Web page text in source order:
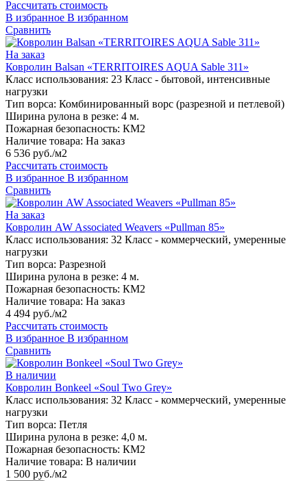
Рассчитать стоимость
В избранное В избранном
Сравнить
На заказ
Ковролин Balsan «TERRITOIRES AQUA Sable 311»
Класс использования: 23 Класс - бытовой, интенсивные
нагрузки
Тип ворса: Комбинированный ворс (разрезной и петлевой)
Ширина рулона в резке: 4 м.
Пожарная безопасность: КМ2
Наличие товара: На заказ
6 536 руб./м2
Рассчитать стоимость
В избранное В избранном
Сравнить
На заказ
Ковролин AW Associated Weavers «Pullman 85»
Класс использования: 32 Класс - коммерческий, умеренные
нагрузки
Тип ворса: Разрезной
Ширина рулона в резке: 4 м.
Пожарная безопасность: КМ2
Наличие товара: На заказ
4 494 руб./м2
Рассчитать стоимость
В избранное В избранном
Сравнить
В наличии
Ковролин Bonkeel «Soul Two Grey»
Класс использования: 32 Класс - коммерческий, умеренные
нагрузки
Тип ворса: Петля
Ширина рулона в резке: 4,0 м.
Пожарная безопасность: КМ2
Наличие товара: В наличии
1 500 руб./м2